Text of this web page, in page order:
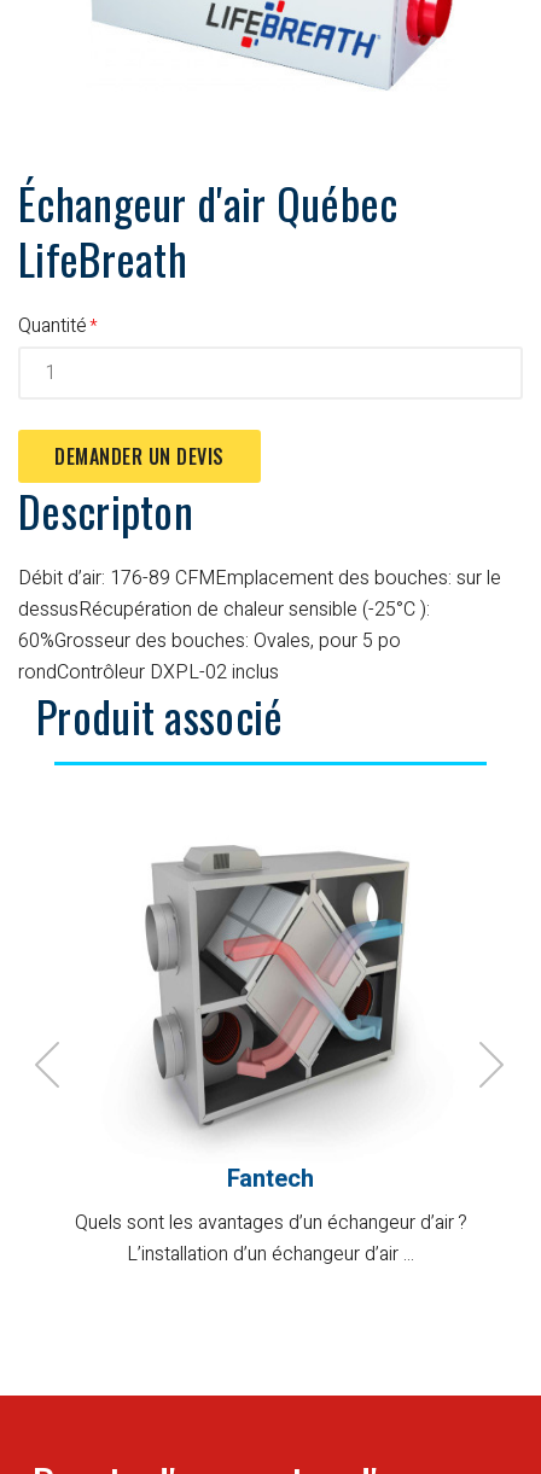
Échangeur d'air Québec
LifeBreath
Quantité
DEMANDER UN DEVIS
Descripton
Débit d’air: 176-89 CFMEmplacement des bouches: sur le
dessusRécupération de chaleur sensible (-25°C ):
60%Grosseur des bouches: Ovales, pour 5 po
rondContrôleur DXPL-02 inclus
Produit associé
Fantech
Quels sont les avantages d’un échangeur d’air ?
L’installation d’un échangeur d’air ...